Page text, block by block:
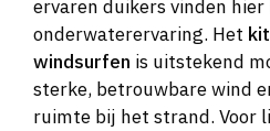
ervaren duikers vinden hier
onderwaterervaring. Het
windsurfen is uitstekend
sterke, betrouwbare wind
ruimte bij het strand. Voor